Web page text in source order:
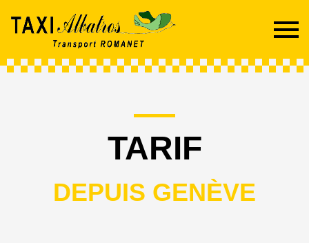
TARIF
DEPUIS GENÈVE